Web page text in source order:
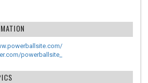
powerballsite_